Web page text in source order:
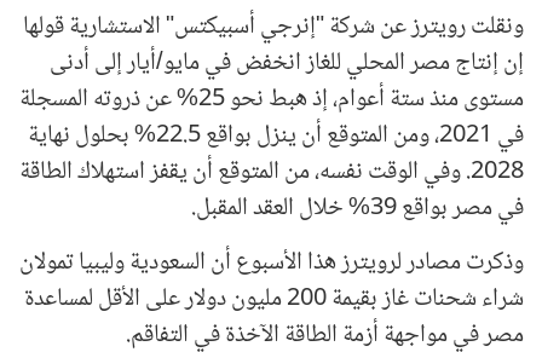
ونقلت رويترز عن شركة "إنرجي أسبيكتس" الاستشارية قولها
إن إنتاج مصر المحلي للغاز انخفض في مايو/أيار إلى أدنى
مستوى منذ ستة أعوام، إذ هبط نحو 25% عن ذروته المسجلة
في 2021، ومن المتوقع أن ينزل بواقع 22.5% بحلول نهاية
2028. وفي الوقت نفسه، من المتوقع أن يقفز استهلاك الطاقة
في مصر بواقع 39% خلال العقد المقبل.
وذكرت مصادر لرويترز هذا الأسبوع أن السعودية وليبيا تمولان
شراء شحنات غاز بقيمة 200 مليون دولار على الأقل لمساعدة
مصر في مواجهة أزمة الطاقة الآخذة في التفاقم.